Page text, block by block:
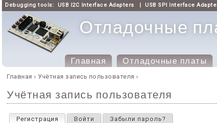
Debugging tools: USB I2C Interface Adapters | USB SPI Interface
Отладочные
Главное менюГлавная Отладочные платы
Вы здесь
Главная › Учётная запись пользователя ›
Учётная запись пользователя
Главные вкладки
Регистрация (активная вкладка)
Войти Забыли пароль?